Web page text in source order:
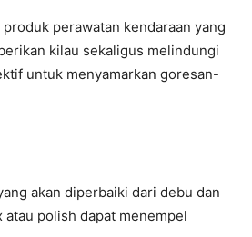
perawatan kendaraan yang
kilau sekaligus melindungi
untuk menyamarkan goresan-
akan diperbaiki dari debu dan
atau polish dapat menempel